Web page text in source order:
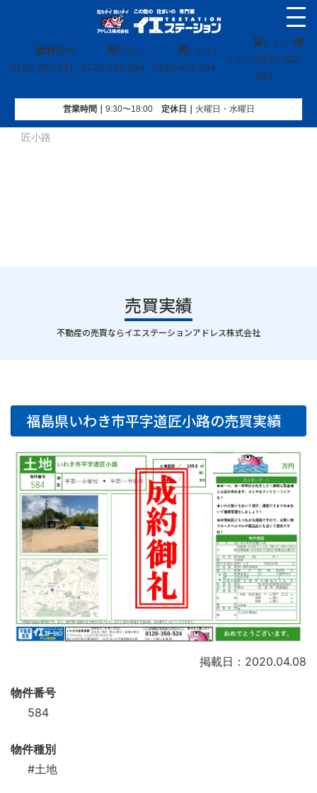
総合受付
0120-297-011
売りたい
0120-139-664
買いたい
0120-424-544
貸し たい 借
り たい 0120-302-
563
営業時間｜ 9:30〜18:00定休⽇｜ 火曜⽇・水曜⽇
イエステーション»売買実績»土地»福島県いわき市平字道
匠小路
売買実績
｜
不動産の売買ならイエステーションアドレス株式会社
福島県いわき市平字道匠小路の売買実績
掲載日：2020.04.08
物件番号
584
物件種別
#土地